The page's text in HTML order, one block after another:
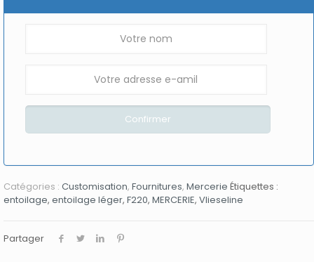
Catégories : Customisation, Fournitures, Mercerie Étiquettes :
entoilage, entoilage léger, F220, MERCERIE, Vlieseline
Partager